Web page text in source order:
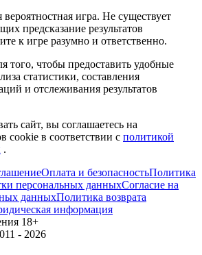
игра. Не существует
предсказание результатов
к игре разумно и ответственно.
того, чтобы предоставить удобные
статистики, составления
и отслеживания результатов
сайт, вы соглашаетесь на
cookie в соответствии с политикой
.
Оплата и безопасностьПолитика
персональных данныхСогласие на
данныхПолитика возврата
информация
18+
- 2026